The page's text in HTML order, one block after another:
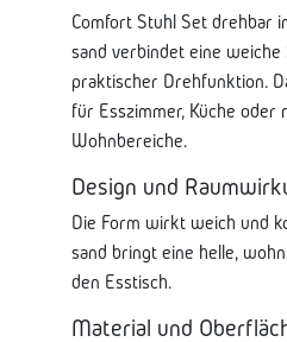
Comfort Stuhl Set drehbar
sand verbindet eine
praktischer Drehfunktion.
für Esszimmer, Küche oder
Wohnbereiche.
Design und
Die Form wirkt weich und
sand bringt eine helle,
den Esstisch.
Material und